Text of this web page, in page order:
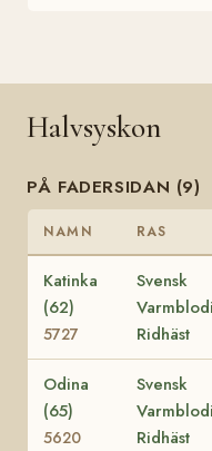
Halvsyskon
PÅ FADERSIDAN (9)
NAMN RAS
Katinka
(62)
5727
Svensk
Ridhäst
Odina
(65)
5620
Svensk
Ridhäst